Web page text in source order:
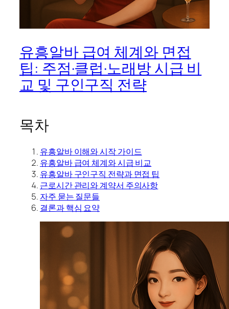
유흥알바 급여 체계와 면접
팁: 주점·클럽·노래방 시급 비
교 및 구인구직 전략
목차
유흥알바 이해와 시작 가이드
유흥알바 급여 체계와 시급 비교
유흥알바 구인구직 전략과 면접 팁
근로시간 관리와 계약서 주의사항
자주 묻는 질문들
결론과 핵심 요약